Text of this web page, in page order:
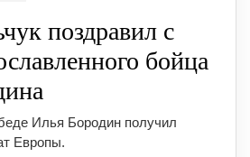
поздравил с
бойца
Илья Бородин получил
Европы.